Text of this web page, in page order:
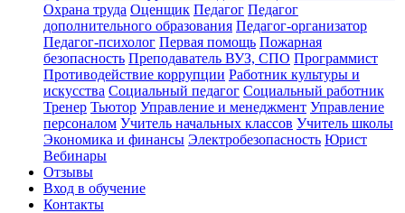
Охрана труда Оценщик Педагог Педагог
дополнительного образования Педагог-организатор
Педагог-психолог Первая помощь Пожарная
безопасность Преподаватель ВУЗ, СПО Программист
Противодействие коррупции Работник культуры и
искусства Социальный педагог Социальный работник
Тренер Тьютор Управление и менеджмент Управление
персоналом Учитель начальных классов Учитель школы
Экономика и финансы Электробезопасность Юрист
Вебинары
Отзывы
Вход в обучение
Контакты